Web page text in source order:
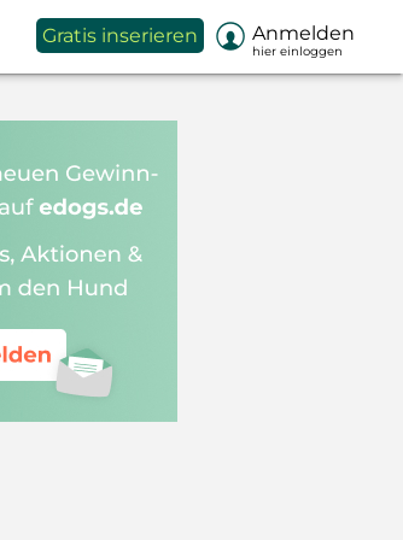
Gratis inserieren  Anmelden
hier einloggen